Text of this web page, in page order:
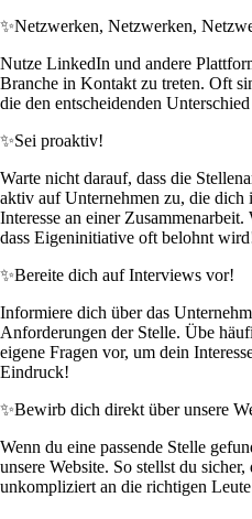
✨Netzwerken, Netzwerken,
Nutze LinkedIn und andere
Branche in Kontakt zu treten. Oft
die den entscheidenden
✨Sei proaktiv!
Warte nicht darauf, dass die
aktiv auf Unternehmen zu, die dich
Interesse an einer
dass Eigeninitiative oft belohnt
✨Bereite dich auf Interviews vor!
Informiere dich über das
Anforderungen der Stelle. Übe
eigene Fragen vor, um dein
Eindruck!
✨Bewirb dich direkt über unsere
Wenn du eine passende Stelle
unsere Website. So stellst du
unkompliziert an die richtigen